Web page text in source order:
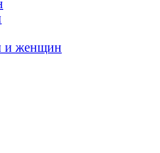
и женщин